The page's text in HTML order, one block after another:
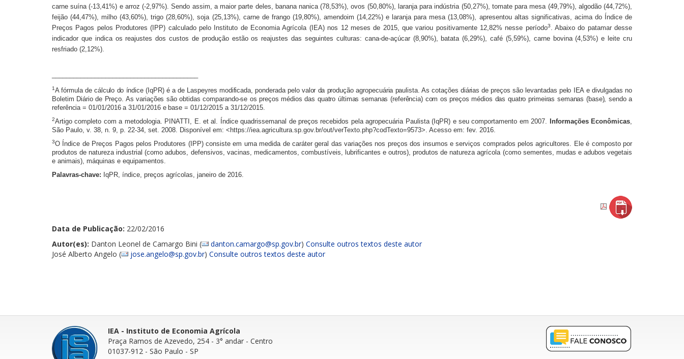
carne suína (-13,41%) e arroz (-2,97%). Sendo assim, a maior parte deles, banana nanica (78,53%), ovos (50,80%), laranja para indústria (50,27%), tomate para mesa (49,79%), algodão (44,72%),
feijão (44,47%), milho (43,60%), trigo (28,60%), soja (25,13%), carne de frango (19,80%), amendoim (14,22%) e laranja para mesa (13,08%), apresentou altas significativas, acima do Índice de
Preços Pagos pelos Produtores (IPP) calculado pelo Instituto de Economia Agrícola (IEA) nos 12 meses de 2015, que variou positivamente 12,82% nesse período3
. Abaixo do patamar desse
indicador que indica os reajustes dos custos de produção estão os reajustes das seguintes culturas: cana-de-açúcar (8,90%), batata (6,29%), café (5,59%), carne bovina (4,53%) e leite cru
resfriado (2,12%).
1A fórmula de cálculo do índice (IqPR) é a de Laspeyres modificada, ponderada pelo valor da produção agropecuária paulista. As cotações diárias de preços são levantadas pelo IEA e divulgadas no
Boletim Diário de Preço. As variações são obtidas comparando-se os preços médios das quatro últimas semanas (referência) com os preços médios das quatro primeiras semanas (base), sendo a
referência = 01/01/2016 a 31/01/2016 e base = 01/12/2015 a 31/12/2015.
2Artigo completo com a metodologia. PINATTI, E. et al. Índice quadrissemanal de preços recebidos pela agropecuária Paulista (IqPR) e seu comportamento em 2007. Informações Econômicas
São Paulo, v. 38, n. 9, p. 22-34, set. 2008. Disponível em: <https://iea.agricultura.sp.gov.br/out/verTexto.php?codTexto=9573>. Acesso em: fev. 2016.
3O Índice de Preços Pagos pelos Produtores (IPP) consiste em uma medida de caráter geral das variações nos preços dos insumos e serviços comprados pelos agricultores. Ele é composto por
produtos de natureza industrial (como adubos, defensivos, vacinas, medicamentos, combustíveis, lubrificantes e outros), produtos de natureza agrícola (como sementes, mudas e adubos vegetais
e animais), máquinas e equipamentos.
Palavras-chave: IqPR, índice, preços agrícolas, janeiro de 2016.
Data de Publicação: 22/02/2016
Autor(es): Danton Leonel de Camargo Bini ( danton.camargo@sp.gov.br) Consulte outros textos deste autor
José Alberto Angelo (
jose.angelo@sp.gov.br) Consulte outros textos deste autor
IEA - Instituto de Economia Agrícola
Praça Ramos de Azevedo, 254 - 3° andar - Centro
01037-912 - São Paulo - SP